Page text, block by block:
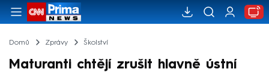
Domů Zprávy Školství
Maturanti chtějí zrušit hlavně ústní